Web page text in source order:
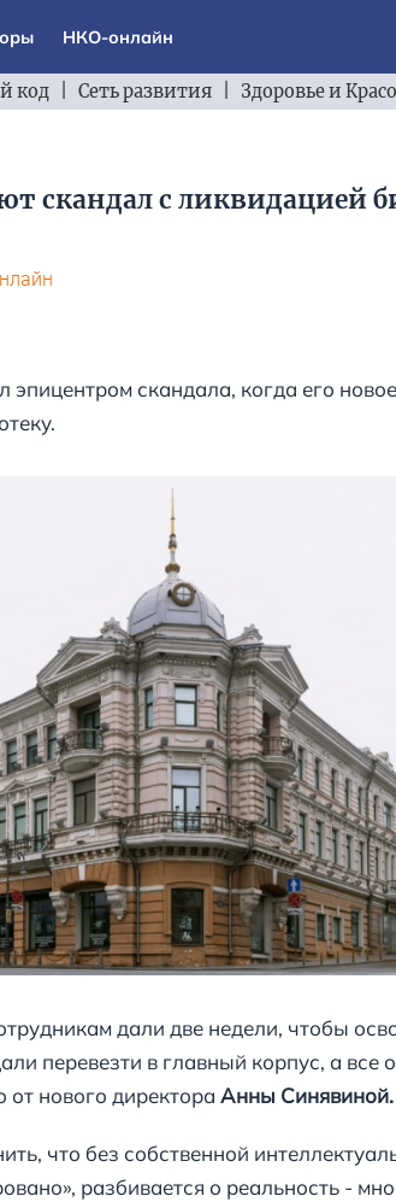
НКО-онлайн
код Сеть развития Здоровье и
скандал с ликвидацией
эпицентром скандала, когда его
дали две недели, чтобы
перевезти в главный корпус, а
нового директора Анны Синявиной.
что без собственной
разбивается о реальность -